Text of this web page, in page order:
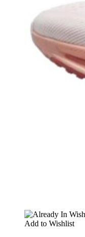
Add to Wishlist